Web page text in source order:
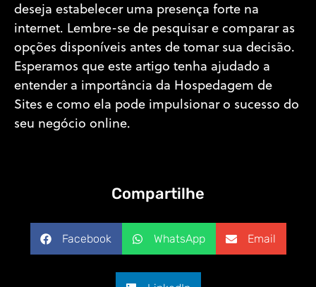
deseja estabelecer uma presença forte na
internet. Lembre-se de pesquisar e comparar as
opções disponíveis antes de tomar sua decisão.
Esperamos que este artigo tenha ajudado a
entender a importância da Hospedagem de
Sites e como ela pode impulsionar o sucesso do
seu negócio online.
Compartilhe
Facebook WhatsApp Email